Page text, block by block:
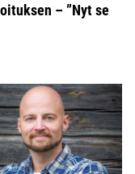
– ”Nyt se